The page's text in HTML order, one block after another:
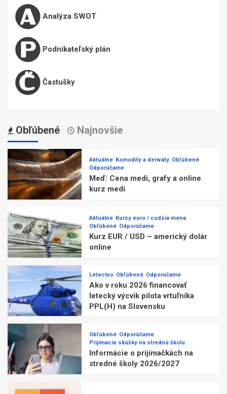
Analýza SWOT
Podnikateľský plán
Častušky
Obľúbené Najnovšie
Aktuálne Komodity a deriváty Obľúbené
Odporúčame
Meď: Cena medi, grafy a online
kurz medi
Aktuálne Kurzy euro / cudzia mena
Obľúbené Odporúčame
Kurz EUR / USD – americký dolár
online
Letectvo Obľúbené Odporúčame
Ako v roku 2026 financovať
letecký výcvik pilota vrtuľníka
PPL(H) na Slovensku
Obľúbené Odporúčame
Prijímacie skúšky na strednú školu
Informácie o prijímačkách na
stredné školy 2026/2027